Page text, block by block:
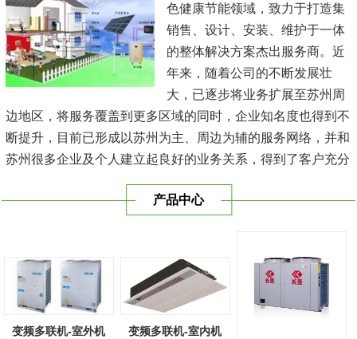
色健康节能领域，致力于打造集
销售、设计、安装、维护于一体
的整体解决方案杰出服务商。近
年来，随着公司的不断发展壮
大，已逐步将业务扩展至苏州周
边地区，将服务覆盖到更多区域的同时，企业知名度也得到不
断提升，目前已形成以苏州为主、周边为辅的服务网络，并和
苏州很多企业及个人建立起良好的业务关系，得到了客户充分
与时俱进，树立良好的企业形象，以优质的服务、优质的技术
产品中心
变频多联机-室外机 变频多联机-室内机